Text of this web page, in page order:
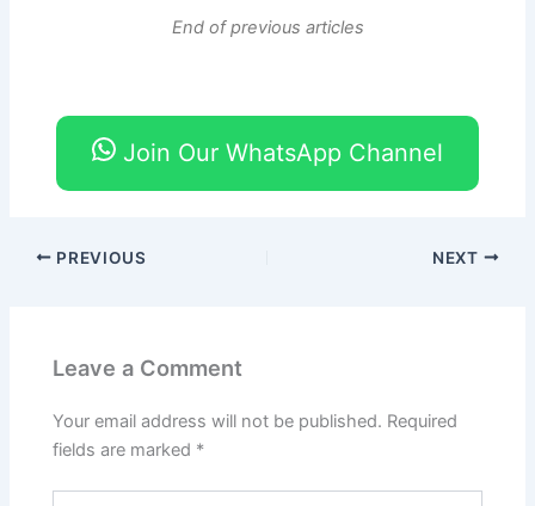
End of previous articles
Join Our WhatsApp Channel
PREVIOUS NEXT
Leave a Comment
Your email address will not be published. Required
fields are marked *